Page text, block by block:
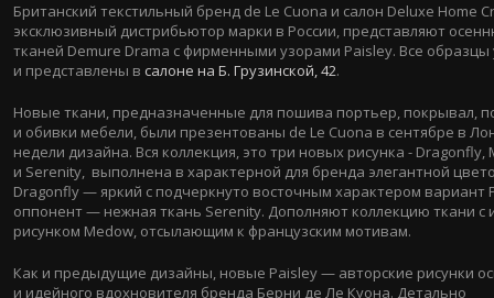
Британский текстильный бренд de Le Cuona и салон Deluxe Home
эксклюзивный дистрибьютор марки в России, представляют
тканей Demure Drama с фирменными узорами Paisley. Все
и представлены в салоне на Б. Грузинской, 42.
Новые ткани, предназначенные для пошива портьер, покрывал,
и обивки мебели, были презентованы de Le Cuona в сентябре в
недели дизайна. Вся коллекция, это три новых рисунка - Dragonfly,
и Serenity, выполнена в характерной для бренда элегантной
Dragonfly — яркий с подчеркнуто восточным характером вариант
оппонент — нежная ткань Serenity. Дополняют коллекцию ткани с
рисунком Medow, отсылающим к французским мотивам.
Как и предыдущие дизайны, новые Paisley — авторские рисунки
и идейного вдохновителя бренда Берни де Ле Куона. Детально